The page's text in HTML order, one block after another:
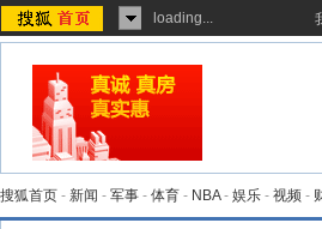
loading...
搜狐首页 - 新闻 - 军事 - 体育 - NBA- 娱乐 - 视频 -